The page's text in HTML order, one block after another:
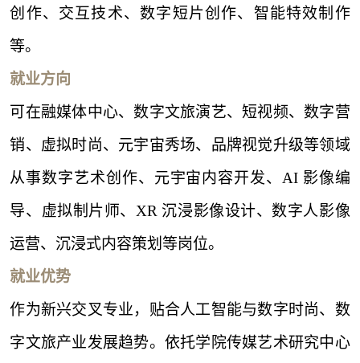
创作、交互技术、数字短片创作、智能特效制作
等。
就业方向
可在融媒体中心、数字文旅演艺、短视频、数字营
销、虚拟时尚、元宇宙秀场、品牌视觉升级等领域
从事数字艺术创作、元宇宙内容开发、 AI 影像编
导、虚拟制片师、XR 沉浸影像设计、数字人影像
运营、沉浸式内容策划等岗位。
就业优势
作为新兴交叉专业，贴合人工智能与数字时尚、数
字文旅产业发展趋势。依托学院传媒艺术研究中心